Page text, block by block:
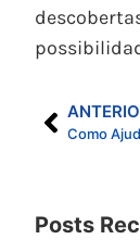
Posts